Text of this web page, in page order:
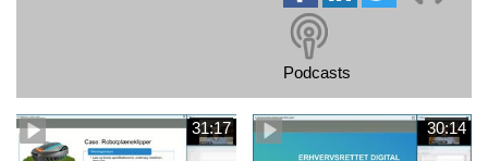
Podcasts
31:17 30:14